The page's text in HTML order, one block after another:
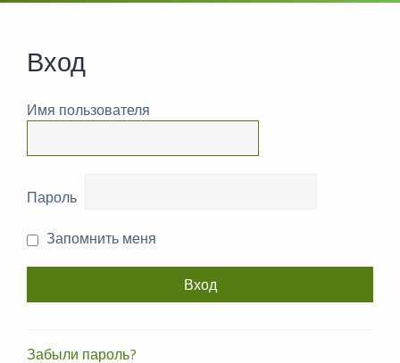
Вход
Имя пользователя
Пароль
Запомнить меня
Забыли пароль?